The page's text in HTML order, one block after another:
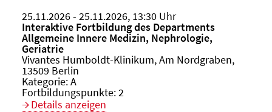
Beginn:
25.11.2026Ende und Anfangszeit:
- 25.11.2026, 13:30 Uhr
Veranstaltungstitel:
Interaktive Fortbildung des Departments
Allgemeine Innere Medizin, Nephrologie,
Geriatrie
Veranstaltungsort:
Vivantes Humboldt-Klinikum, Am Nordgraben,
13509 Berlin
Kategorie:A
Fortbildungspunkte:2
Details anzeigen